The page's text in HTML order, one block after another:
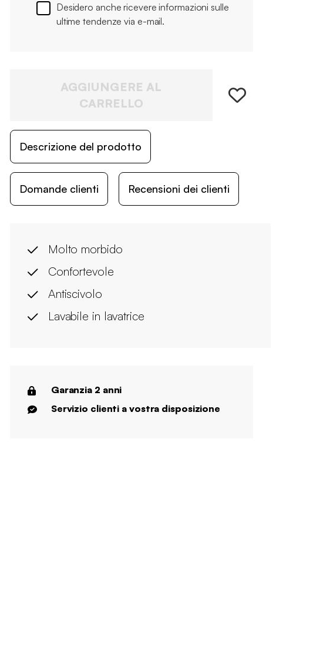
Desidero anche ricevere informazioni sulle
ultime tendenze via e-mail.
AGGIUNGERE AL
CARRELLO
Descrizione del prodotto
Domande clienti Recensioni dei clienti
Molto morbido
Confortevole
Antiscivolo
Lavabile in lavatrice
Garanzia 2 anni
Servizio clienti a vostra disposizione